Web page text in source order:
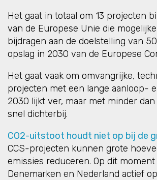
Het gaat in totaal om 13 projecten
van de Europese Unie die
bijdragen aan de doelstelling van
opslag in 2030 van de Europese
Het gaat vaak om omvangrijke,
projecten met een lange aanloop-
2030 lijkt ver, maar met minder
snel dichterbij.
CO2-uitstoot houdt niet op bij de
CCS-projecten kunnen grote
emissies reduceren. Op dit
Denemarken en Nederland actief